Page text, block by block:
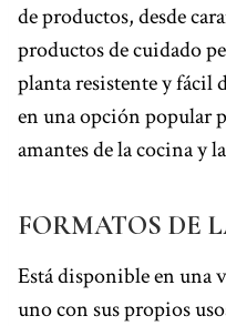
de productos, desde
productos de cuidado
planta resistente y fácil
en una opción popular
amantes de la cocina y
FORMATOS DE
Está disponible en una
uno con sus propios